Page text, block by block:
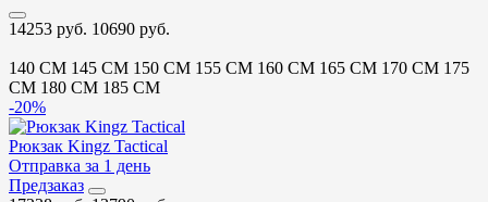
14253 руб. 10690 руб.
140 CM 145 CM 150 CM 155 CM 160 CM 165 CM 170 CM 175
CM 180 CM 185 CM
-20%
Рюкзак Kingz Tactical
Отправка за 1 день
Предзаказ